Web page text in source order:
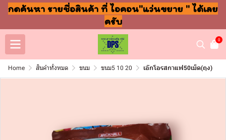
กดค้นหา รายชื่อสินค้า ที่ ไอคอน"แว่นขยาย " ได้เลย
ครับ
0
Home สินค้าทั้งหมด ขนม ขนม5 10 20 เอ๊กโอรสกาแฟ50เม็ด(ถุง)